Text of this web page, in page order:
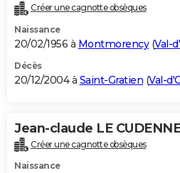
Créer une cagnotte obsèques
Naissance
20/02/1956 à Montmorency(Val-
Décès
20/12/2004 à Saint-Gratien (Val-
Jean-claude LE
Créer une cagnotte obsèques
Naissance